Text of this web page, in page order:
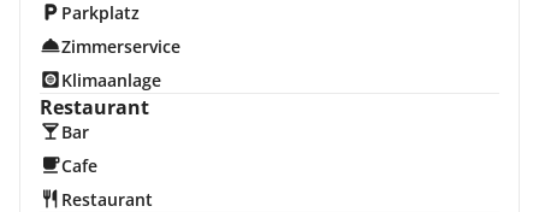
Parkplatz
Zimmerservice
Klimaanlage
Restaurant
Bar
Cafe
Restaurant